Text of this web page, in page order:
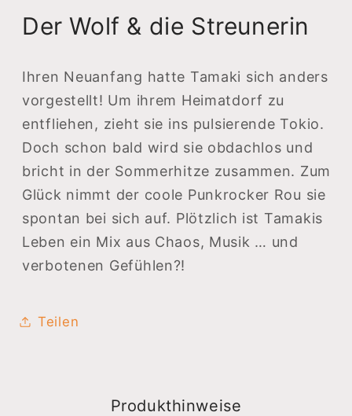
Der Wolf & die Streunerin
Ihren Neuanfang hatte Tamaki sich anders
vorgestellt! Um ihrem Heimatdorf zu
entfliehen, zieht sie ins pulsierende Tokio.
Doch schon bald wird sie obdachlos und
bricht in der Sommerhitze zusammen. Zum
Glück nimmt der coole Punkrocker Rou sie
spontan bei sich auf. Plötzlich ist Tamakis
Leben ein Mix aus Chaos, Musik … und
verbotenen Gefühlen?!
Teilen
Produkthinweise